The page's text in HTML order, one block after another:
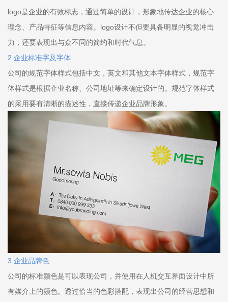
logo是企业的有效标志，通过简单的设计，形象地传达企业的核心
理念、产品特征等信息内容。logo设计不但要具备明显的视觉冲击
力，还要表现出与众不同的简约和时代气息。
2.企业标准字及字体
公司的规范字体样式包括中文，英文和其他文本字体样式，规范字
体样式是根据企业名称、公司地址等来确定设计的。规范字体样式
的采用要有清晰的描述性，直接传递企业品牌形象。
3.企业品牌色
公司的标准颜色是可以表现公司，并使用在人机交互界面设计中所
有媒介上的颜色。透过恰当的色彩搭配，表现出公司的经营思想和